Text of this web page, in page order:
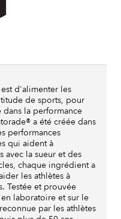
d'alimenter les
de sports, pour
la performance
a été créée dans
performances
qui aident à
avec la sueur et des
chaque ingrédient a
les athlètes à
Testée et prouvée
laboratoire et sur le
par les athlètes